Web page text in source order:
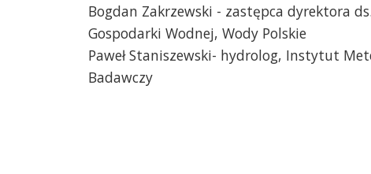
Bogdan Zakrzewski - zastępca dyrektora
Gospodarki Wodnej, Wody Polskie
Paweł Staniszewski- hydrolog, Instytut
Badawczy